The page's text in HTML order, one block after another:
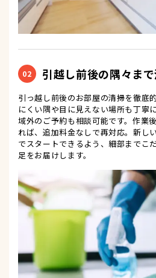
02 引越し前後の隅々ま
引っ越し前後のお部屋の清掃を徹底
にくい隅や目に見えない場所も丁寧
域外のご予約も相談可能です。作業
れば、追加料金なしで再対応。新し
でスタートできるよう、細部までこ
足をお届けします。